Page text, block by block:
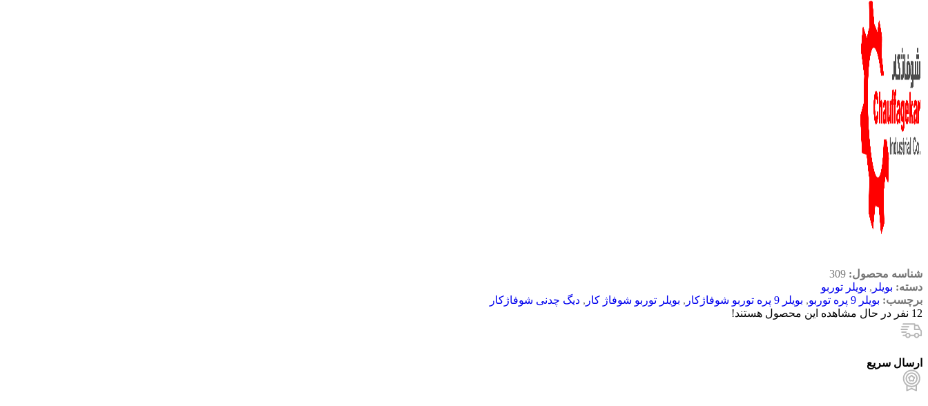
شناسه محصول: 309
دسته: بویلر , بویلر توربو
برچسب: بویلر 9 پره توربو , بویلر 9 پره توربو شوفاژکار , بویلر توربو شوفاژ کار , دیگ چدنی شوفاژکار
12 نفر در حال مشاهده این محصول هستند!
ارسال سریع